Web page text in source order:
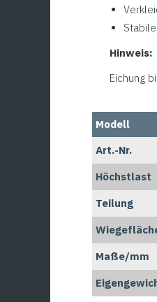
Hinweis:
Eichung
Modell
Art.-Nr.
Höchstlast
Teilung
Maße/mm